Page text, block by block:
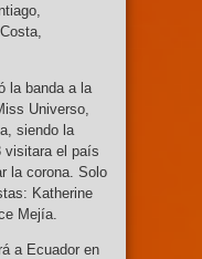
la banda a la
Universo,
siendo la
visitara el país
la corona. Solo
Katherine
Mejía.
a Ecuador en